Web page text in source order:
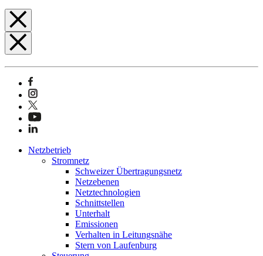
Netzbetrieb
Stromnetz
Schweizer Übertragungsnetz
Netzebenen
Netztechnologien
Schnittstellen
Unterhalt
Emissionen
Verhalten in Leitungsnähe
Stern von Laufenburg